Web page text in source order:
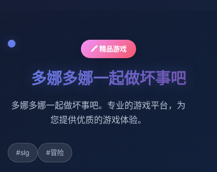
🖍️ 精品游戏
多娜多娜一起做坏事吧
多娜多娜一起做坏事吧。专业的游戏平台，为
您提供优质的游戏体验。
#slg #冒险